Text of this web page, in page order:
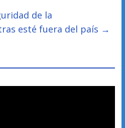
de la
esté fuera del país →